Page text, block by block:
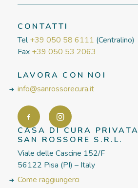
CONTATTI
Tel+39 050 58 6111 (Centralino)
Fax +39 050 53 2063
LAVORA CON NOI
info@sanrossorecura.it
CASA DI CURA PRIVATA
SAN ROSSORE S.R.L.
Viale delle Cascine 152/F
56122 Pisa (PI) – Italy
Come raggiungerci